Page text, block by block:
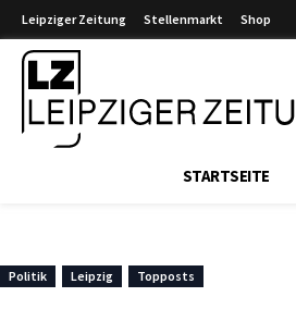
Leipziger Zeitung Stellenmarkt Shop
STARTSEITE
Politik Leipzig Topposts